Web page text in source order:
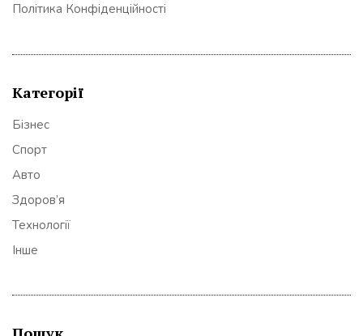
Політика Конфіденційності
Категорії
Бізнес
Спорт
Авто
Здоров’я
Технології
Інше